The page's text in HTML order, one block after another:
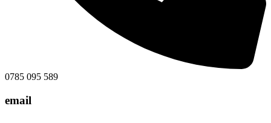
0785 095 589
email